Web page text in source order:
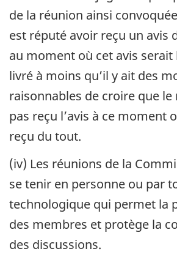
de la réunion ainsi
est réputé avoir reçu un avis
au moment où cet avis
livré à moins qu’il y ait des
raisonnables de croire que le
pas reçu l’avis à ce moment
reçu du tout.
(iv) Les réunions de la
se tenir en personne ou par
technologique qui permet la
des membres et protège la
des discussions.